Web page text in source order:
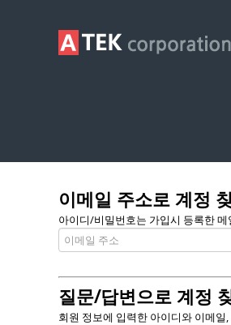
이메일 주소로 계정
아이디/비밀번호는 가입시 등록한
질문/답변으로 계정
회원 정보에 입력한 아이디와 이메